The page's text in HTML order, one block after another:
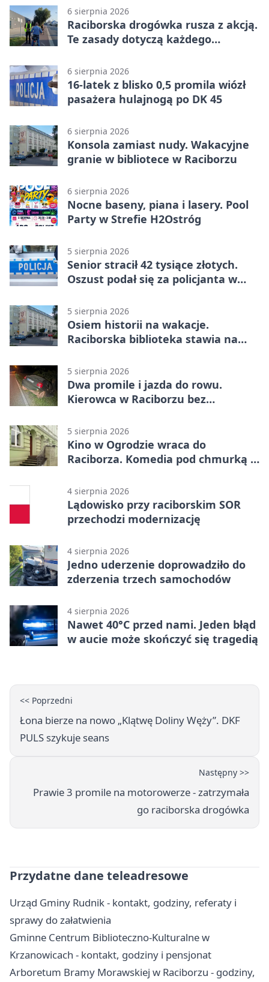
6 sierpnia 2026
Raciborska drogówka rusza z akcją.
Te zasady dotyczą każdego
6 sierpnia 2026
16-latek z blisko 0,5 promila wiózł
pasażera hulajnogą po DK 45
6 sierpnia 2026
Konsola zamiast nudy. Wakacyjne
granie w bibliotece w Raciborzu
6 sierpnia 2026
Nocne baseny, piana i lasery. Pool
Party w Strefie H2Ostróg
5 sierpnia 2026
Senior stracił 42 tysiące złotych.
Oszust podał się za policjanta w
5 sierpnia 2026
Osiem historii na wakacje.
Raciborska biblioteka stawia na
5 sierpnia 2026
Dwa promile i jazda do rowu.
Kierowca w Raciborzu bez
5 sierpnia 2026
Kino w Ogrodzie wraca do
Raciborza. Komedia pod chmurką w
4 sierpnia 2026
Lądowisko przy raciborskim SOR
przechodzi modernizację
4 sierpnia 2026
Jedno uderzenie doprowadziło do
zderzenia trzech samochodów
4 sierpnia 2026
Nawet 40°C przed nami. Jeden błąd
w aucie może skończyć się tragedią
<< Poprzedni
Łona bierze na nowo „Klątwę Doliny Węży”. DKF
PULS szykuje seans
Następny >>
Prawie 3 promile na motorowerze - zatrzymała
go raciborska drogówka
Przydatne dane teleadresowe
Urząd Gminy Rudnik - kontakt, godziny, referaty i
sprawy do załatwienia
Gminne Centrum Biblioteczno-Kulturalne w
Krzanowicach - kontakt, godziny i pensjonat
Arboretum Bramy Morawskiej w Raciborzu - godziny,